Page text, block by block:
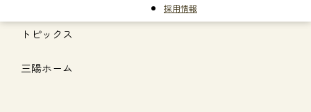
採用情報
トピックス
三陽ホーム